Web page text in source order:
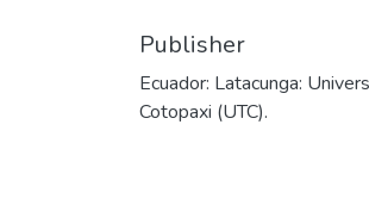
Publisher
Ecuador: Latacunga:
Cotopaxi (UTC).